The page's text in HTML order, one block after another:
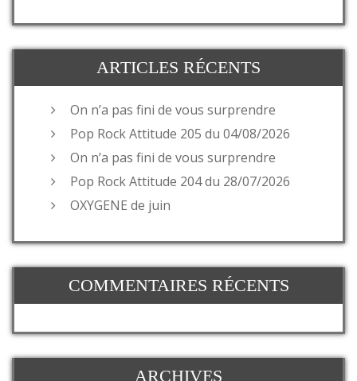
ARTICLES RÉCENTS
On n’a pas fini de vous surprendre
Pop Rock Attitude 205 du 04/08/2026
On n’a pas fini de vous surprendre
Pop Rock Attitude 204 du 28/07/2026
OXYGENE de juin
COMMENTAIRES RÉCENTS
ARCHIVES